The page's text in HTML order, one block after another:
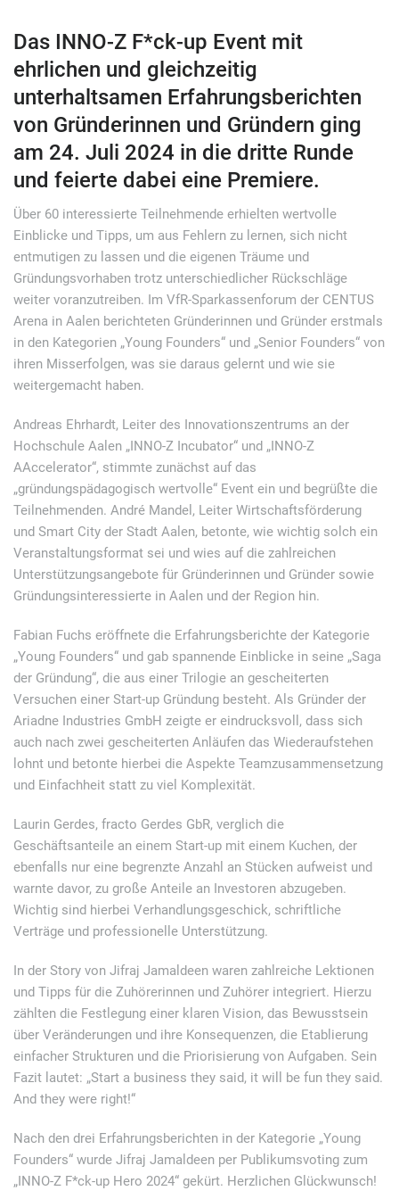
Das INNO-Z F*ck-up Event mit
ehrlichen und gleichzeitig
unterhaltsamen Erfahrungsberichten
von Gründerinnen und Gründern ging
am 24. Juli 2024 in die dritte Runde
und feierte dabei eine Premiere.
Über 60 interessierte Teilnehmende erhielten wertvolle
Einblicke und Tipps, um aus Fehlern zu lernen, sich nicht
entmutigen zu lassen und die eigenen Träume und
Gründungsvorhaben trotz unterschiedlicher Rückschläge
weiter voranzutreiben. Im VfR-Sparkassenforum der CENTUS
Arena in Aalen berichteten Gründerinnen und Gründer erstmals
in den Kategorien „Young Founders“ und „Senior Founders“ von
ihren Misserfolgen, was sie daraus gelernt und wie sie
weitergemacht haben.
Andreas Ehrhardt, Leiter des Innovationszentrums an der
Hochschule Aalen „INNO-Z Incubator“ und „INNO-Z
AAccelerator“, stimmte zunächst auf das
„gründungspädagogisch wertvolle“ Event ein und begrüßte die
Teilnehmenden. André Mandel, Leiter Wirtschaftsförderung
und Smart City der Stadt Aalen, betonte, wie wichtig solch ein
Veranstaltungsformat sei und wies auf die zahlreichen
Unterstützungsangebote für Gründerinnen und Gründer sowie
Gründungsinteressierte in Aalen und der Region hin.
Fabian Fuchs eröffnete die Erfahrungsberichte der Kategorie
„Young Founders“ und gab spannende Einblicke in seine „Saga
der Gründung“, die aus einer Trilogie an gescheiterten
Versuchen einer Start-up Gründung besteht. Als Gründer der
Ariadne Industries GmbH zeigte er eindrucksvoll, dass sich
auch nach zwei gescheiterten Anläufen das Wiederaufstehen
lohnt und betonte hierbei die Aspekte Teamzusammensetzung
und Einfachheit statt zu viel Komplexität.
Laurin Gerdes, fracto Gerdes GbR, verglich die
Geschäftsanteile an einem Start-up mit einem Kuchen, der
ebenfalls nur eine begrenzte Anzahl an Stücken aufweist und
warnte davor, zu große Anteile an Investoren abzugeben.
Wichtig sind hierbei Verhandlungsgeschick, schriftliche
Verträge und professionelle Unterstützung.
In der Story von Jifraj Jamaldeen waren zahlreiche Lektionen
und Tipps für die Zuhörerinnen und Zuhörer integriert. Hierzu
zählten die Festlegung einer klaren Vision, das Bewusstsein
über Veränderungen und ihre Konsequenzen, die Etablierung
einfacher Strukturen und die Priorisierung von Aufgaben. Sein
Fazit lautet: „Start a business they said, it will be fun they said.
And they were right!“
Nach den drei Erfahrungsberichten in der Kategorie „Young
Founders“ wurde Jifraj Jamaldeen per Publikumsvoting zum
„INNO-Z F*ck-up Hero 2024“ gekürt. Herzlichen Glückwunsch!